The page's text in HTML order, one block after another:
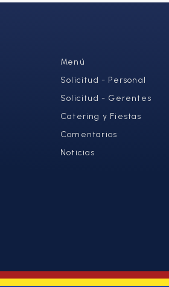
Menú
Solicitud - Personal
Solicitud - Gerentes
Catering y Fiestas
Comentarios
Noticias